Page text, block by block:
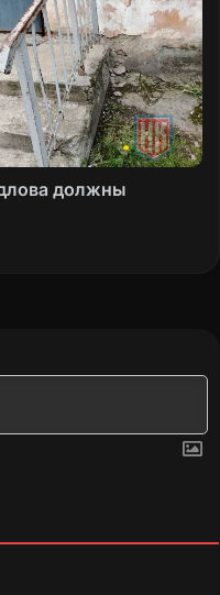
должны